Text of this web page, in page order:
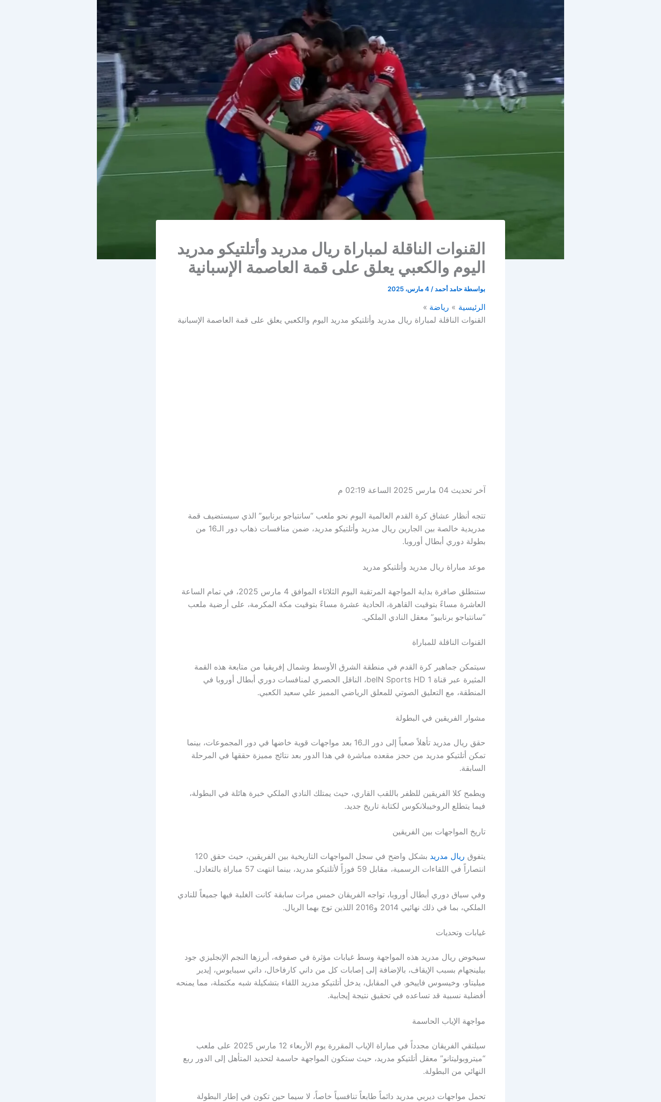
القنوات الناقلة لمباراة ريال مدريد وأتلتيكو مدريد
اليوم والكعبي يعلق على قمة العاصمة الإسبانية
بواسطة حامد أحمد/ 4 مارس، 2025
الرئيسية
رياضة
القنوات الناقلة لمباراة ريال مدريد وأتلتيكو مدريد اليوم والكعبي يعلق على قمة العاصمة الإسبانية
آخر تحديث 04 مارس 2025 الساعة 02:19 م
تتجه أنظار عشاق كرة القدم العالمية اليوم نحو ملعب “سانتياجو برنابيو” الذي سيستضيف قمة
مدريدية خالصة بين الجارين ريال مدريد وأتلتيكو مدريد، ضمن منافسات ذهاب دور الـ16 من
بطولة دوري أبطال أوروبا.
موعد مباراة ريال مدريد وأتلتيكو مدريد
ستنطلق صافرة بداية المواجهة المرتقبة اليوم الثلاثاء الموافق 4 مارس 2025، في تمام الساعة
العاشرة مساءً بتوقيت القاهرة، الحادية عشرة مساءً بتوقيت مكة المكرمة، على أرضية ملعب
“سانتياجو برنابيو” معقل النادي الملكي.
القنوات الناقلة للمباراة
سيتمكن جماهير كرة القدم في منطقة الشرق الأوسط وشمال إفريقيا من متابعة هذه القمة
المثيرة عبر قناة beIN Sports HD 1، الناقل الحصري لمنافسات دوري أبطال أوروبا في
المنطقة، مع التعليق الصوتي للمعلق الرياضي المميز علي سعيد الكعبي.
مشوار الفريقين في البطولة
حقق ريال مدريد تأهلاً صعباً إلى دور الـ16 بعد مواجهات قوية خاضها في دور المجموعات، بينما
تمكن أتلتيكو مدريد من حجز مقعده مباشرة في هذا الدور بعد نتائج مميزة حققها في المرحلة
السابقة.
ويطمح كلا الفريقين للظفر باللقب القاري، حيث يمتلك النادي الملكي خبرة هائلة في البطولة،
فيما يتطلع الروخيبلانكوس لكتابة تاريخ جديد.
تاريخ المواجهات بين الفريقين
يتفوق ريال مدريد
بشكل واضح في سجل المواجهات التاريخية بين الفريقين، حيث حقق 120
انتصاراً في اللقاءات الرسمية، مقابل 59 فوزاً لأتلتيكو مدريد، بينما انتهت 57 مباراة بالتعادل.
وفي سياق دوري أبطال أوروبا، تواجه الفريقان خمس مرات سابقة كانت الغلبة فيها جميعاً للنادي
الملكي، بما في ذلك نهائيي 2014 و2016 اللذين توج بهما الريال.
غيابات وتحديات
سيخوض ريال مدريد هذه المواجهة وسط غيابات مؤثرة في صفوفه، أبرزها النجم الإنجليزي جود
بيلينجهام بسبب الإيقاف، بالإضافة إلى إصابات كل من داني كارفاخال، داني سيبايوس، إيدير
ميليتاو، وخيسوس فاييخو. في المقابل، يدخل أتلتيكو مدريد اللقاء بتشكيلة شبه مكتملة، مما يمنحه
أفضلية نسبية قد تساعده في تحقيق نتيجة إيجابية.
مواجهة الإياب الحاسمة
سيلتقي الفريقان مجدداً في مباراة الإياب المقررة يوم الأربعاء 12 مارس 2025 على ملعب
“ميتروبوليتانو” معقل أتلتيكو مدريد، حيث ستكون المواجهة حاسمة لتحديد المتأهل إلى الدور ربع
النهائي من البطولة.
تحمل مواجهات ديربي مدريد دائماً طابعاً تنافسياً خاصاً، لا سيما حين تكون في إطار البطولة